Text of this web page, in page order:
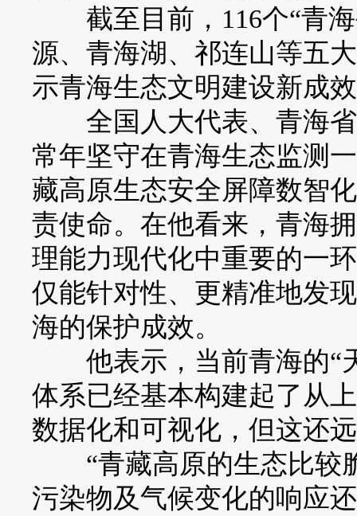
截至目前，116个“青海
源、青海湖、祁连山等五
示青海生态文明建设新成
全国人大代表、青海省
常年坚守在青海生态监测
藏高原生态安全屏障数智
责使命。在他看来，青海
理能力现代化中重要的一
仅能针对性、更精准地发
海的保护成效。
他表示，当前青海的“
体系已经基本构建起了从
数据化和可视化，但这还
“青藏高原的生态比较
污染物及气候变化的响应